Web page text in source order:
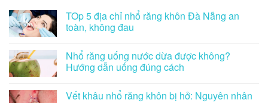
TOp 5 địa chỉ nhổ răng khôn Đà Nẵng an
toàn, không đau
Nhổ răng uống nước dừa được không?
Hướng dẫn uống đúng cách
Vết khâu nhổ răng khôn bị hở: Nguyên nhân